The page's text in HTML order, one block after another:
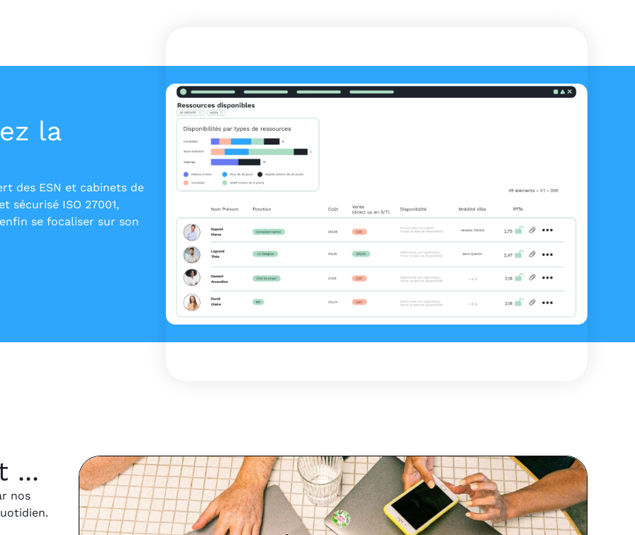
la
des ESN et cabinets de
sécurisé ISO 27001,
se focaliser sur son
...
nos